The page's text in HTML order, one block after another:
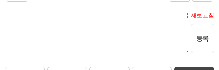
새로고침
등록